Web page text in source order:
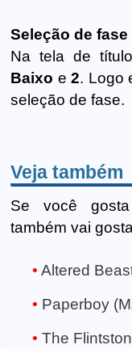
Seleção de fase
Na tela de
Baixo e2. Logo
seleção de fase.
Veja também
Se você
também vai
Altered
Paperboy
The